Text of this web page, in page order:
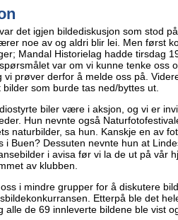
det igjen bildediskusjon som stod
noe av og aldri blir lei. Men først
Mandal Historielag hadde tirsdag
var om vi kunne tenke oss
vi prøver derfor å melde oss på.
som burde tas ned/byttes ut.
biler være i aksjon, og vi er
Hun nevnte også
naturbilder, sa hun. Kanskje en av
i Buen? Dessuten nevnte hun at
i avisa før vi la de ut på vår
av klubben.
i mindre grupper for å diskutere
Etterpå ble det
alle de 69 innleverte bildene ble vist